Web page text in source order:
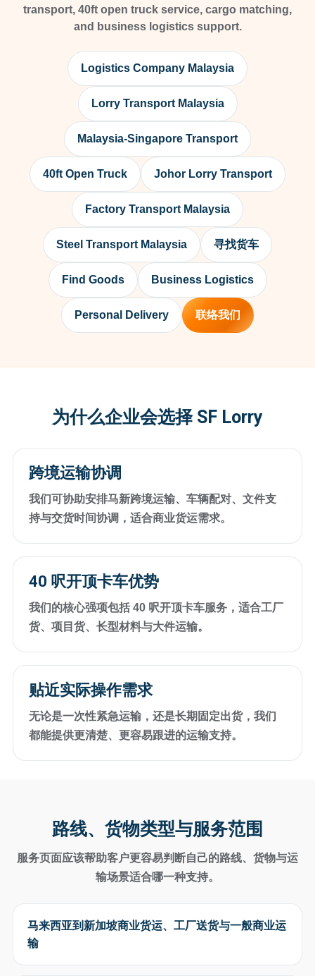
transport, 40ft open truck service, cargo matching,
and business logistics support.
Logistics Company Malaysia
Lorry Transport Malaysia
Malaysia-Singapore Transport
40ft Open Truck Johor Lorry Transport
Factory Transport Malaysia
Steel Transport Malaysia 寻找货车
Find Goods Business Logistics
Personal Delivery 联络我们
为什么企业会选择 SF Lorry
跨境运输协调
我们可协助安排马新跨境运输、车辆配对、文件支
持与交货时间协调，适合商业货运需求。
40 呎开顶卡车优势
我们的核心强项包括 40 呎开顶卡车服务，适合工厂
货、项目货、长型材料与大件运输。
贴近实际操作需求
无论是一次性紧急运输，还是长期固定出货，我们
都能提供更清楚、更容易跟进的运输支持。
路线、货物类型与服务范围
服务页面应该帮助客户更容易判断自己的路线、货物与运
输场景适合哪一种支持。
马来西亚到新加坡商业货运、工厂送货与一般商业运
输